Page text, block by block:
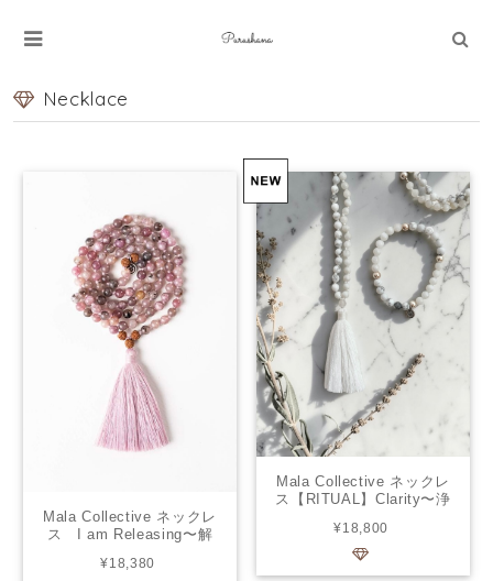
Necklace
Mala Collective ネックレ
ス I am Releasing〜解
¥18,380
Mala Collective ネックレ
ス【RITUAL】Clarity〜浄
¥18,800